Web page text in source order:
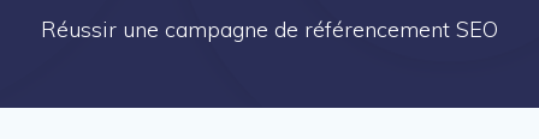
Réussir une campagne de référencement SEO